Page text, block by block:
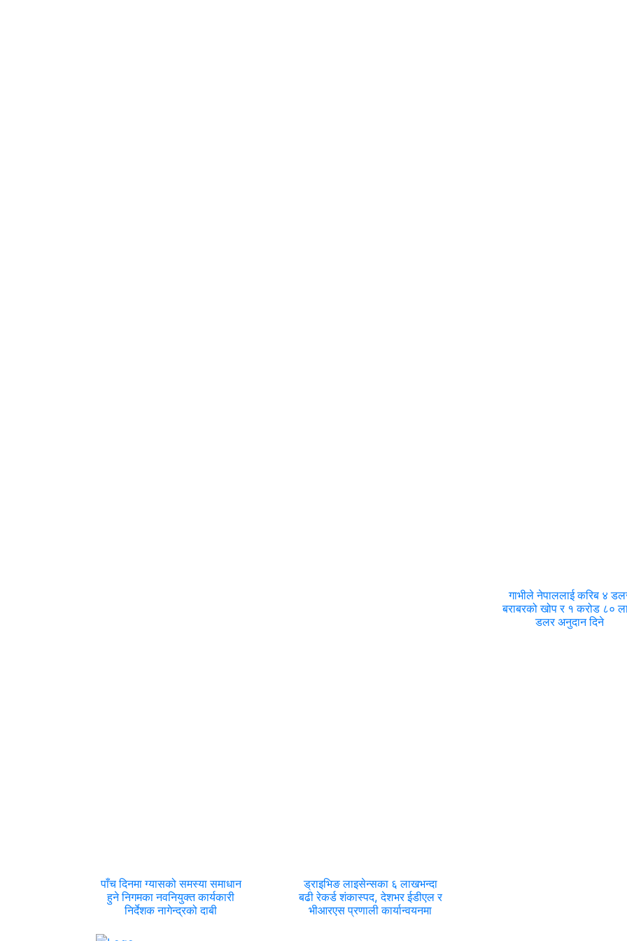
पाँच दिनमा ग्यासको समस्या समाधान
हुने निगमका नवनियुक्त कार्यकारी
निर्देशक नागेन्द्रको दाबी
ड्राइभिङ लाइसेन्सका ६ लाखभन्दा
बढी रेकर्ड शंकास्पद, देशभर ईडीएल र
भीआरएस प्रणाली कार्यान्वयनमा
गाभीले नेपाललाई करिब ४
बराबरको खोप र १ करोड ८०
डलर अनुदान दिने